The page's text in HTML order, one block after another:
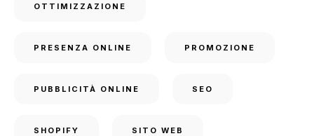
OTTIMIZZAZIONE
PRESENZA ONLINE PROMOZIONE
PUBBLICITÀ ONLINE SEO
SHOPIFY SITO WEB